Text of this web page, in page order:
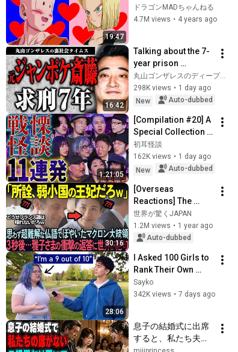
19:47
振り返ろう【ドラゴ
ンボール】
ドラゴンMADちゃんねる
4.7M views • 4 years ago
16:42
Talking about the 7-
year prison
sentence
demanded for
former Jungle
Saito [Undergro...
丸山ゴンザレスのディープな世界
298K views • 1 day ago
New
Auto-dubbed
1:21:05
[Compilation #20] A
Special Collection
of 11 Terrifying
Ghost Stories
[Murata Ramu]
初耳怪談
162K views • 1 day ago
New
Auto-dubbed
30:16
[Overseas
Reactions] The
world praises
Masako's upper-
class language
astonished the...
世界が驚くJAPAN
1.2M views • 1 year ago
Auto-dubbed
28:06
I Asked 100 Girls to
Rank Their Own
Attractiveness
Sayko
342K views • 7 days ago
息子の結婚式に出席
すると、私たち夫婦